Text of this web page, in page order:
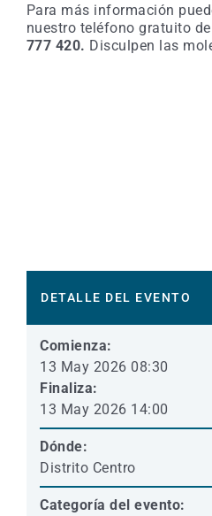
Para más información
nuestro teléfono gratuito
777 420. Disculpen las
DETALLE DEL EVENTO
Comienza:
13 May 2026 08:30
Finaliza:
13 May 2026 14:00
Dónde:
Distrito Centro
Categoría del evento: